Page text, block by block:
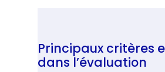
Principaux critères
dans l’évaluation